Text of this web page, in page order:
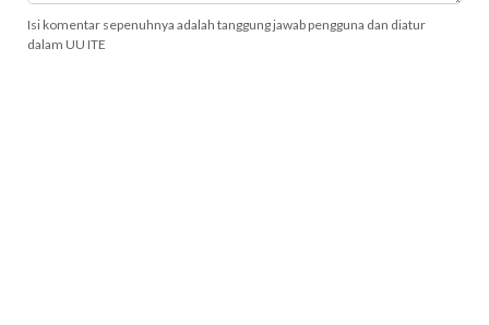
Isi komentar sepenuhnya adalah tanggung jawab pengguna dan diatur
dalam UU ITE